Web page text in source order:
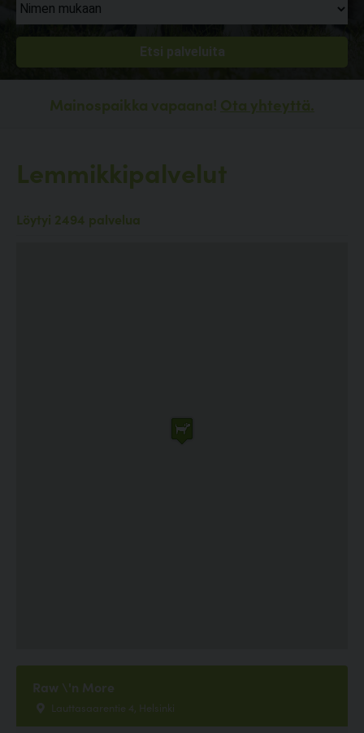
Mainospaikka vapaana! Ota yhteyttä.
Lemmikkipalvelut
Löytyi 2494 palvelua
Raw \'n More
Lauttasaarentie 4, Helsinki